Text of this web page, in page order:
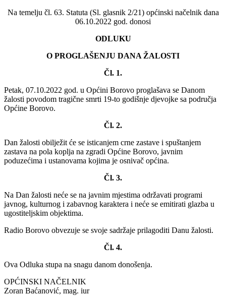
Na temelju čl. 63. Statuta (Sl. glasnik 2/21) općinski načelnik dana
06.10.2022 god. donosi
ODLUKU
O PROGLAŠENJU DANA ŽALOSTI
Čl. 1.
Petak, 07.10.2022 god. u Općini Borovo proglašava se Danom
žalosti povodom tragične smrti 19-to godišnje djevojke sa područja
Općine Borovo.
Čl. 2.
Dan žalosti obilježit će se isticanjem crne zastave i spuštanjem
zastava na pola koplja na zgradi Općine Borovo, javnim
poduzećima i ustanovama kojima je osnivač općina.
Čl. 3.
Na Dan žalosti neće se na javnim mjestima održavati programi
javnog, kulturnog i zabavnog karaktera i neće se emitirati glazba u
ugostiteljskim objektima.
Radio Borovo obvezuje se svoje sadržaje prilagoditi Danu žalosti.
Čl. 4.
Ova Odluka stupa na snagu danom donošenja.
OPĆINSKI NAČELNIK
Zoran Baćanović, mag. iur